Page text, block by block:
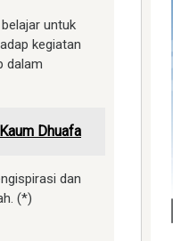
untuk
kegiatan
dalam
Dhuafa
dan
(*)